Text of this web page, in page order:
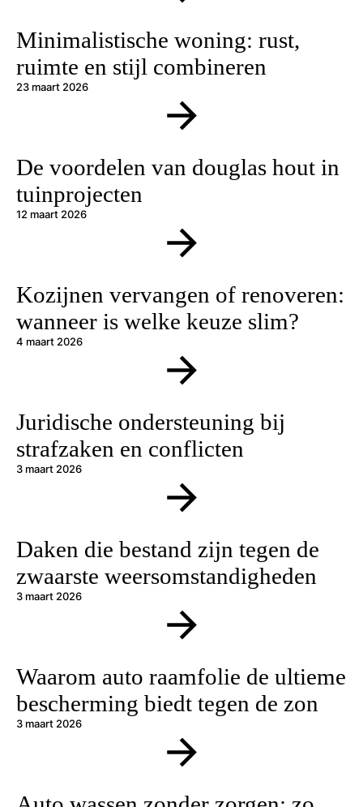
Minimalistische woning: rust,
ruimte en stijl combineren
23 maart 2026
De voordelen van douglas hout in
tuinprojecten
12 maart 2026
Kozijnen vervangen of renoveren:
wanneer is welke keuze slim?
4 maart 2026
Juridische ondersteuning bij
strafzaken en conflicten
3 maart 2026
Daken die bestand zijn tegen de
zwaarste weersomstandigheden
3 maart 2026
Waarom auto raamfolie de ultieme
bescherming biedt tegen de zon
3 maart 2026